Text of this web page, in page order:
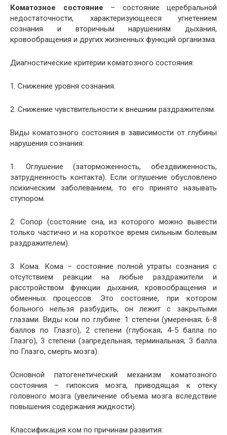
Коматозное состояние – состояние церебральной
недостаточности, характеризующееся угнетением
сознания и вторичным нарушениям дыхания,
кровообращения и других жизненных функций организма.
Диагностические критерии коматозного состояния:
1. Снижение уровня сознания.
2. Снижение чувствительности к внешним раздражителям.
Виды коматозного состояния в зависимости от глубины
нарушения сознания:
1. Оглушение (заторможенность, обездвиженность,
затрудненность контакта). Если оглушение обусловлено
психическим заболеванием, то его принято называть
ступором.
2. Сопор (состояние сна, из которого можно вывести
только частично и на короткое время сильным болевым
раздражителем).
3. Кома. Кома – состояние полной утраты сознания с
отсутствием реакции на любые раздражители и
расстройством функции дыхания, кровообращения и
обменных процессов. Это состояние, при котором
больного нельзя разбудить, он лежит с закрытыми
глазами. Виды ком по глубине: 1 степени (умеренная; 6-8
баллов по Глазго), 2 степени (глубокая; 4-5 балла по
Глазго), 3 степени (запредельная, терминальная; 3 балла
по Глазго, смерть мозга).
Основной патогенетический механизм коматозного
состояния – гипоксия мозга, приводящая к отеку
головного мозга (увеличение объема мозга вследствие
повышения содержания жидкости).
Классификация ком по причинам развития: